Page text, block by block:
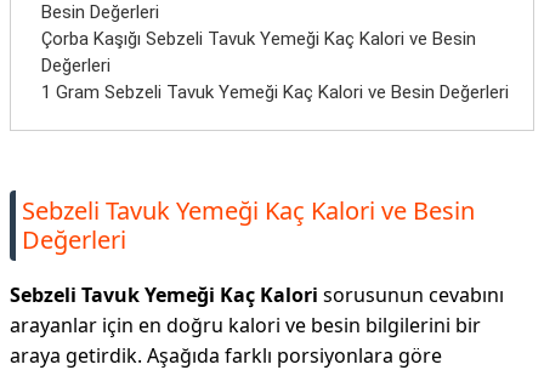
Besin Değerleri
Çorba Kaşığı Sebzeli Tavuk Yemeği Kaç Kalori ve Besin
Değerleri
1 Gram Sebzeli Tavuk Yemeği Kaç Kalori ve Besin Değerleri
Sebzeli Tavuk Yemeği Kaç Kalori ve Besin
Değerleri
Sebzeli Tavuk Yemeği Kaç Kalori sorusunun cevabını
arayanlar için en doğru kalori ve besin bilgilerini bir
araya getirdik. Aşağıda farklı porsiyonlara göre